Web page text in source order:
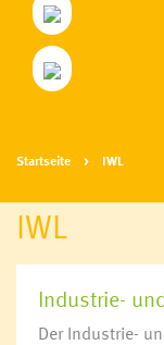
Startseite IWL
IWL
Industrie-
Der Industrie-